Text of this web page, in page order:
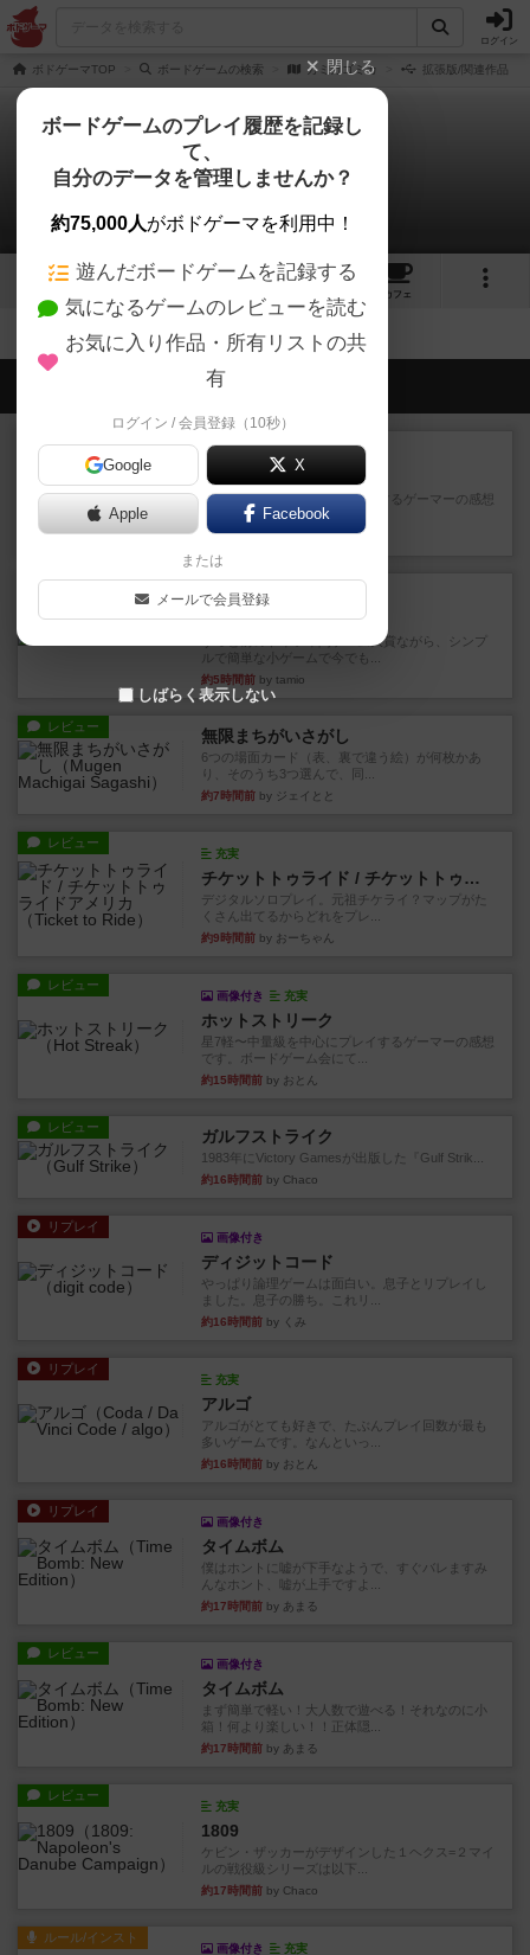
ログイン
ボドゲーマTOP ボードゲームの検索 カミカゴミカ 拡張版/関連作品
カミカゴミカ
拡張/関連作品 0件
3 1
カフェ
会員の新しい投稿
レビュー
ワンラウンド
星5軽〜中量級を中心にプレイするゲーマーの感想
です。今回はボードゲーム...
約2時間前by おとん
レビュー
充実
花火
ずっと前のドイツ年間ゲーム大賞ながら、シンプ
ルで簡単な小ゲームで今でも...
約5時間前 by tamio
レビュー 無限まちがいさがし
6つの場面カード（表、裏で違う絵）が何枚かあ
り、そのうち3つ選んで、同...
約7時間前 by ジェイとと
レビュー
充実
チケットトゥライド / チケットトゥライドアメリカ
デジタルソロプレイ。元祖チケライ？マップがた
くさん出てるからどれをプレ...
約9時間前 by おーちゃん
レビュー
画像付き 充実
ホットストリーク
星7軽〜中量級を中心にプレイするゲーマーの感想
です。ボードゲーム会にて...
約15時間前 by おとん
レビュー ガルフストライク
1983年にVictory Gamesが出版した『Gulf Strik...
約16時間前 by Chaco
リプレイ
画像付き
ディジットコード
やっぱり論理ゲームは面白い。息子とリプレイし
ました。息子の勝ち。これリ...
約16時間前 by くみ
リプレイ
充実
アルゴ
アルゴがとても好きで、たぶんプレイ回数が最も
多いゲームです。なんといっ...
約16時間前 by おとん
リプレイ
画像付き
タイムボム
僕はホントに嘘が下手なようで、すぐバレますみ
んなホント、嘘が上手ですよ...
約17時間前 by あまる
レビュー
画像付き
タイムボム
まず簡単で軽い！大人数で遊べる！それなのに小
箱！何より楽しい！！正体隠...
約17時間前 by あまる
レビュー
充実
1809
ケビン・ザッカーがデザインした１ヘクス=２マイ
ルの戦役級シリーズは以下...
約17時間前 by Chaco
ルール/インスト
画像付き 充実
閉じる
ボードゲームのプレイ履歴を記録し
て、
自分のデータを管理しませんか？
約75,000人がボドゲーマを利用中！
遊んだボードゲームを記録する
気になるゲームのレビューを読む
お気に入り作品・所有リストの共
有
ログイン / 会員登録（10秒）
Google X
Apple Facebook
または
メールで会員登録
しばらく表示しない